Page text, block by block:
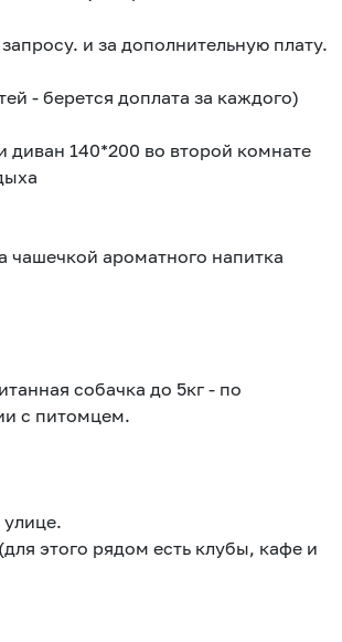
и за дополнительную плату.
- берется доплата за каждого)
диван 140*200 во второй комнате
чашечкой ароматного напитка
собачка до 5кг - по
с питомцем.
этого рядом есть клубы, кафе и